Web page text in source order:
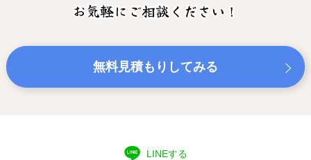
お気軽にご相談ください！
無料見積もりしてみる
LINEする